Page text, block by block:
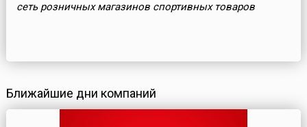
cеть розничных магазинов спортивных товаров
Ближайшие дни компаний